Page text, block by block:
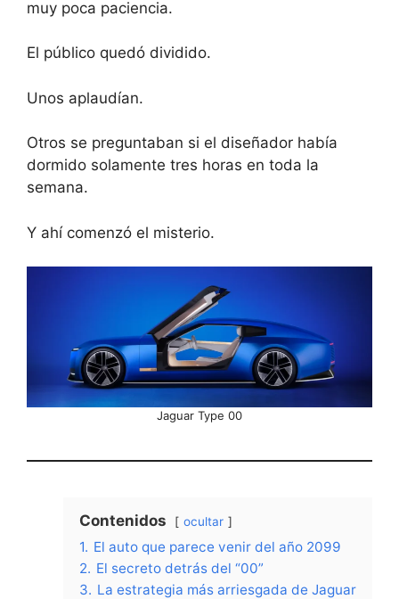
muy poca paciencia.
El público quedó dividido.
Unos aplaudían.
Otros se preguntaban si el diseñador había
dormido solamente tres horas en toda la
semana.
Y ahí comenzó el misterio.
Jaguar Type 00
Contenidos ocultar
1. El auto que parece venir del año 2099
2. El secreto detrás del “00”
3. La estrategia más arriesgada de Jaguar